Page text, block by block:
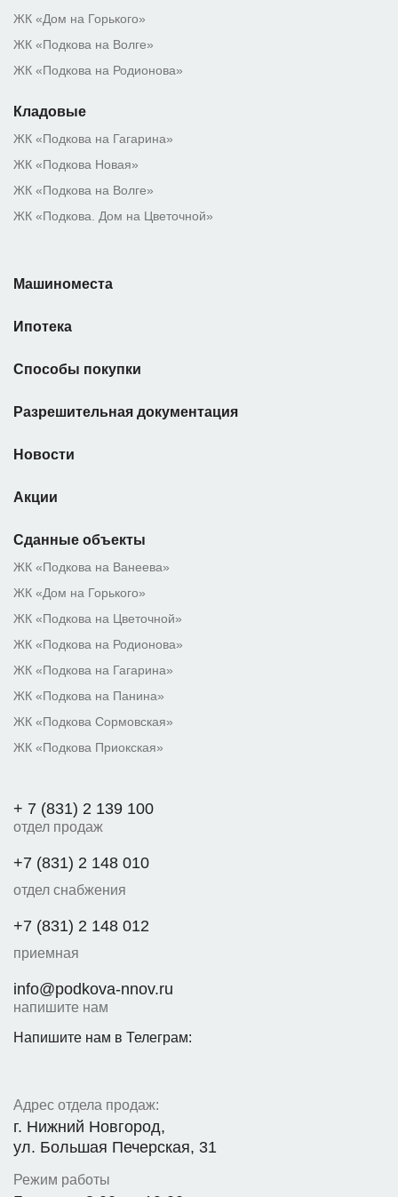
ЖК «Дом на Горького»
ЖК «Подкова на Волге»
ЖК «Подкова на Родионова»
Кладовые
ЖК «Подкова на Гагарина»
ЖК «Подкова Новая»
ЖК «Подкова на Волге»
ЖК «Подкова. Дом на Цветочной»
Машиноместа
Ипотека
Способы покупки
Разрешительная документация
Новости
Акции
Сданные объекты
ЖК «Подкова на Ванеева»
ЖК «Дом на Горького»
ЖК «Подкова на Цветочной»
ЖК «Подкова на Родионова»
ЖК «Подкова на Гагарина»
ЖК «Подкова на Панина»
ЖК «Подкова Сормовская»
ЖК «Подкова Приокская»
+ 7 (831) 2 139 100
отдел продаж
+7 (831) 2 148 010
отдел снабжения
+7 (831) 2 148 012
приемная
info@podkova-nnov.ru
напишите нам
Напишите нам в Телеграм:
Адрес отдела продаж:
г. Нижний Новгород,
ул. Большая Печерская, 31
Режим работы